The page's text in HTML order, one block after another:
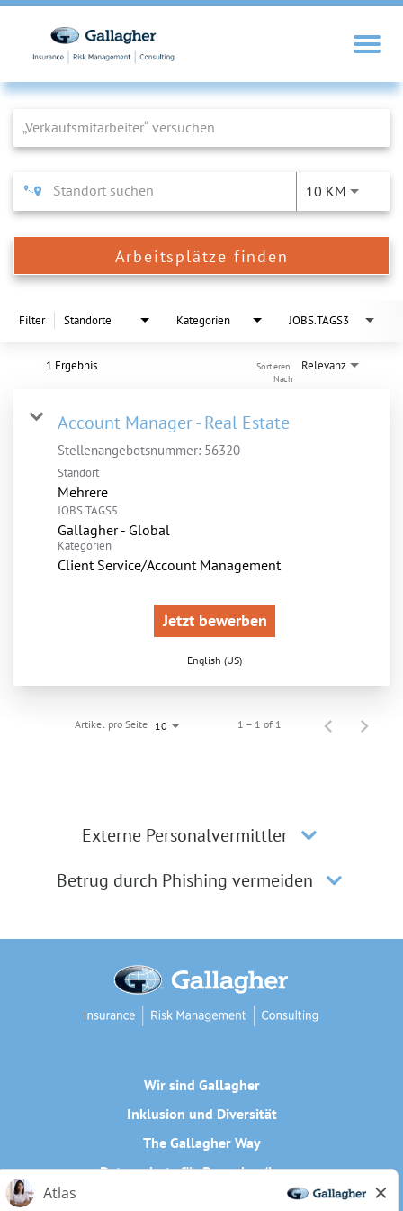
Job Search Page
10 KM
Arbeitsplätze finden
Filter Standorte Kategorien JOBS.TAGS3
1 Ergebnis Relevanz
Sortieren
Nach
Account Manager - Real Estate
Stellenangebotsnummer: 56320
Standort
Mehrere
JOBS.TAGS5
Gallagher - Global
Kategorien
Client Service/Account Management
Jetzt bewerben
English (US)
Artikel pro Seite 10 1 – 1 of 1
Externe Personalvermittler
Betrug durch Phishing vermeiden
Wir sind Gallagher
Inklusion und Diversität
The Gallagher Way
Datenschutz für Bewerber/innen